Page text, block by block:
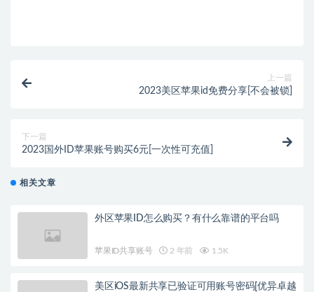
上一篇
2023美区苹果id免费分享[不会被锁]
下一篇
2023国外ID苹果账号购买6元[一次性可充值]
相关文章
外区苹果ID怎么购买？有什么靠谱的平台吗
苹果ID共享账号 2 年前 1.5K
美区iOS最新共享已验证可用账号密码[优异卓越